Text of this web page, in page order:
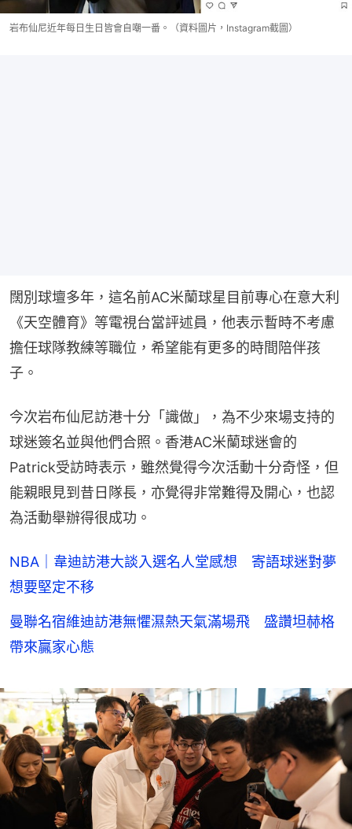
岩布仙尼近年每日生日皆會自嘲一番。（資料圖片，Instagram截圖）
闊別球壇多年，這名前AC米蘭球星目前專心在意大利
《天空體育》等電視台當評述員，他表示暫時不考慮
擔任球隊教練等職位，希望能有更多的時間陪伴孩
子。
今次岩布仙尼訪港十分「識做」，為不少來場支持的
球迷簽名並與他們合照。香港AC米蘭球迷會的
Patrick受訪時表示，雖然覺得今次活動十分奇怪，但
能親眼見到昔日隊長，亦覺得非常難得及開心，也認
為活動舉辦得很成功。
NBA｜韋迪訪港大談入選名人堂感想 寄語球迷對夢
想要堅定不移
曼聯名宿維迪訪港無懼濕熱天氣滿場飛 盛讚坦赫格
帶來贏家心態